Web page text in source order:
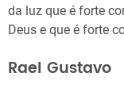
da luz que é forte
Deus e que é forte
Rael Gustavo